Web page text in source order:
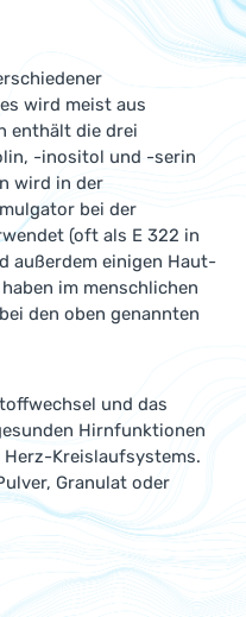
wird meist aus
enthält die drei
-inositol und -serin
wird in der
bei der
(oft als E 322 in
außerdem einigen Haut-
im menschlichen
den oben genannten
und das
Hirnfunktionen
Kreislaufsystems.
Granulat oder